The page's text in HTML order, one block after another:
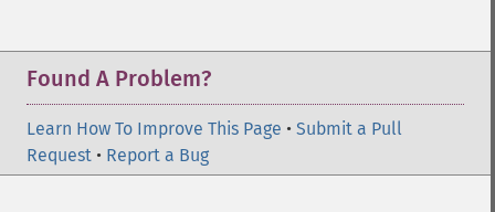
Found A Problem?
Learn How To Improve This Page • Submit a Pull
Request • Report a Bug